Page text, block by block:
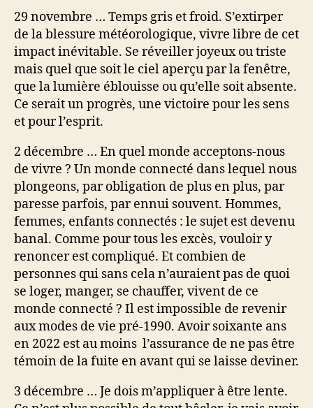
29 novembre … Temps gris et froid. S’extirper
de la blessure météorologique, vivre libre de cet
impact inévitable. Se réveiller joyeux ou triste
mais quel que soit le ciel aperçu par la fenêtre,
que la lumière éblouisse ou qu’elle soit absente.
Ce serait un progrès, une victoire pour les sens
et pour l’esprit.
2 décembre … En quel monde acceptons-nous
de vivre ? Un monde connecté dans lequel nous
plongeons, par obligation de plus en plus, par
paresse parfois, par ennui souvent. Hommes,
femmes, enfants connectés : le sujet est devenu
banal. Comme pour tous les excès, vouloir y
renoncer est compliqué. Et combien de
personnes qui sans cela n’auraient pas de quoi
se loger, manger, se chauffer, vivent de ce
monde connecté ? Il est impossible de revenir
aux modes de vie pré-1990. Avoir soixante ans
en 2022 est au moins l’assurance de ne pas être
témoin de la fuite en avant qui se laisse deviner.
3 décembre … Je dois m’appliquer à être lente.